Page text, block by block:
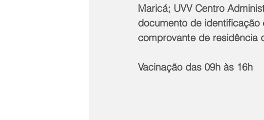
Maricá; UVV Centro
documento de identificação
comprovante de residência
Vacinação das 09h às 16h